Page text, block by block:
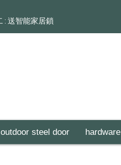
: 送智能家居鎖
outdoor steel door hardware